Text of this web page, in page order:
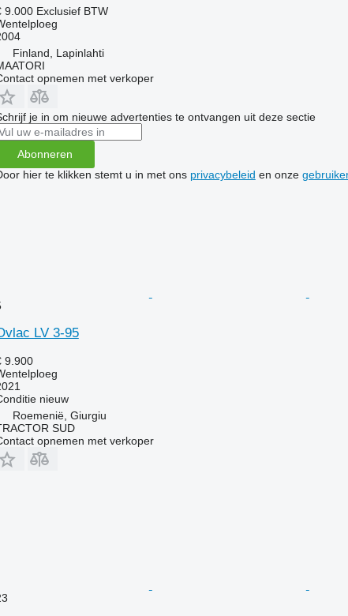
9.000 Exclusief BTW
Finland, Lapinlahti
opnemen met verkoper
je in om nieuwe advertenties te ontvangen uit deze sectie
Abonneren
hier te klikken stemt u in met ons privacybeleid en onze
LV 3-95
9.900
nieuw
Roemenië, Giurgiu
SUD
opnemen met verkoper